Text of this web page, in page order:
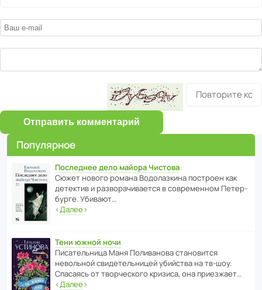
Отправить комментарий
Популярное
Последнее дело майора Чистова
Сюжет нового романа Водо­ла­з­кина пост­роен как
дете­ктив и разво­ра­чи­ва­ется в совре­менном Пете­р­
бурге. Убивают…
‹Далее›
Тени южной ночи
Писа­тель­ница Маня Поли­ва­нова стано­вится
невольной свиде­тель­ницей убийства на тв-шоу.
Спасаясь от твор­че­с­кого кризиса, она приезжает…
‹Далее›